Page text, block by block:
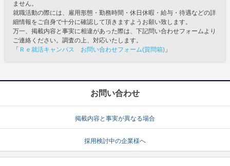
ません。
就職活動の際には、雇用形態・勤務時間・休日休暇・給与・待遇などの詳
細情報をご自身で十分に確認して頂きますようお願い致します。
万一、掲載内容と事実に相違があった際は、下記問い合わせフォームより
ご連絡ください。調査の上、対応いたします。
「 Ｒｅ就活キャンパス お問い合わせフォーム(質問箱) 」
お問い合わせ
掲載内容と事実が異なる場合
採用検討中の企業様へ